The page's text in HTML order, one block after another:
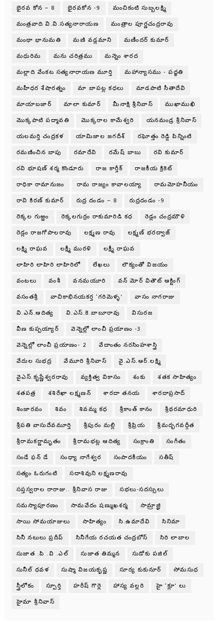
భైరవ కోన – 8 భైరవకోన -9 మంచికంటి సుబ్బలక్ష్మి
మంత్రవాది వి.వి.సత్యనారాయణ మంత్రాల పూర్ణచంద్రరావు
మంథా భానుమతి మణి వడ్లమాని మణీందర్ కుమార్
మధురిమ మను చరిత్రము మన్నెం శారద
మల్లాది వేంకట సత్యనారాయణ మూర్తి మహాన్యాసము - పధ్ధతి
మహీధర శేషారత్నం మా బాపట్ల కధలు మాడపాటి సీతాదేవి
మాయాబజార్ మాలా కుమార్ మీనాక్షి శ్రీనివాస్ ముఖాముఖి
మొక్కపాటి పద్మావతి మొక్కరాల కామేశ్వరి యనమండ్ర శ్రీనివాస్
యలమర్తి చంద్రకళ యామిజాల జగదీశ్ రఘోత్తం రెడ్డి పిన్నింటి
రమణించిన బాపు రమాదేవి రమేష్ బాబు రవి కుమార్
రవి భూషణ్ శర్మ కొండూరు రాజ కార్తీక్ రాజకీయ క్రికెట్
రాధికా రామానుజం రామ రాజ్యం కావాలయ్యా రామమోహనీయం
రావి కిరణ్ కుమార్ రుద్ర దండం – 8 రుద్రదండం -9
రెక్కల గుఱ్ఱం రెక్కలగుర్రం రాకుమారిడి కధ రెడ్లం చంద్రమౌళి
రెడ్లం రాజగోపాలరావు లక్ష్మణ రావు లక్ష్మణ్ భరద్వాజ్
లక్ష్మి రాఘవ లక్ష్మీ మురళి లక్ష్మీ రాఘవ
లాహిరి లాహిరి లాహిరిలో లేఖలు లౌక్యంతో విజయం
వంటలు వంశీ వనమయూరి వన్ మోర్ వితౌట్ ఆక్టింగ్
వసంతశ్రీ వాచికాభినయకర్త ‘గరిమెళ్ళ’ వాసం నాగరాజు
వి.ఎన్.ఆదిత్య వి.ఎస్.కె.బాబూరావు విసురజ
వీణ కుప్పయ్యార్ వెన్నెల్లో లాంచీ ప్రయాణం -3
వెన్నెల్లో లాంచీ ప్రయాణం- 2 వేదాంతం నరసింహశాస్త్రి
వేదుల సుభద్ర వేమూరి శ్రీనివాస్ వై.ఎస్.ఆర్.లక్ష్మి
వైఎస్.కృష్ణేశ్వరరావు వ్యక్తిత్వ వికాసం శంకు శతక సాహిత్యం
శతపత్ర శశిరేఖా లక్ష్మణన్ శారదా తనయ శారదాప్రసాద్
శింజారవం శివం శివమ్మ కధ శ్రీకాంత్ కానం శ్రీథరమాధురి
శ్రీపతి వాసుదేవమూర్తి శ్రీపురం మల్లి శ్రీప్రియ శ్రీమద్భగవద్గీత
శ్రీరామకర్ణామృతం శ్రీరామభట్ల ఆదిత్య సంక్రాంతి సంగీతం
సండే ఫన్ డే సంధ్యా నాగేశ్వర సంపాదకీయం సతీష్
సత్యం ఓరుగంటి సదాశివుని లక్ష్మణరావు
సప్తస్వరాల రారాజు.. శ్రీనివాస రాజు సభలు-సదస్సులు
సమస్యాపూరణం సామవేదం షణ్ముఖశర్మ సామ్రాజ్ఞి
సాయి సోమయాజులు సాహిత్యం సి.ఉమాదేవి సినిమా
సినీ నటులు ప్రదీప్ సినీగేయ రచయత చంద్రబోస్ సిరి లాబాల
సుజాత .పి .వి .ఎల్ సుజాత తిమ్మన సుడోకు పజిల్
సునీల్ ధవళ సుష్మా విజయకృష్ణ సూర్య కుకునూర్ సోమసుధ
స్త్రీలోకం స్పూర్తి హరీష్ గొర్లె హాస్య వల్లరి హై ‘క్లూ’ లు
హైమా శ్రీనివాస్